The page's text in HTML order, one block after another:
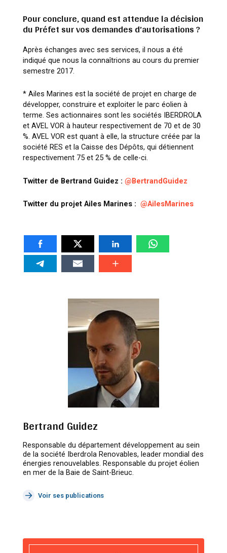
Pour conclure, quand est attendue la décision
du Préfet sur vos demandes d’autorisations ?
Après échanges avec ses services, il nous a été
indiqué que nous la connaîtrions au cours du premier
semestre 2017.
* Ailes Marines est la société de projet en charge de
développer, construire et exploiter le parc éolien à
terme. Ses actionnaires sont les sociétés IBERDROLA
et AVEL VOR à hauteur respectivement de 70 et de 30
%. AVEL VOR est quant à elle, la structure créée par la
société RES et la Caisse des Dépôts, qui détiennent
respectivement 75 et 25 % de celle-ci.
Twitter de Bertrand Guidez : @BertrandGuidez
Twitter du projet Ailes Marines : @AilesMarines
Bertrand Guidez
Responsable du département développement au sein
de la société Iberdrola Renovables, leader mondial des
énergies renouvelables. Responsable du projet éolien
en mer de la Baie de Saint-Brieuc.
Voir ses publications